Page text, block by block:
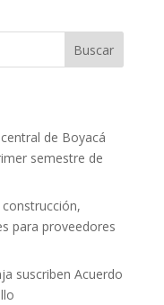
Buscar
de Boyacá
semestre de
para proveedores
suscriben Acuerdo